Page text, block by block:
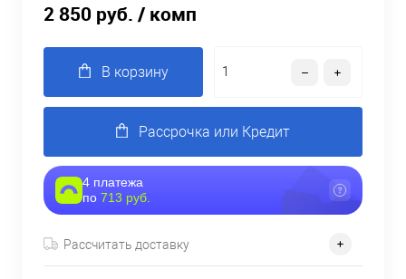
2 850 руб. / комп
В корзину
Рассрочка или Кредит
4 платежа
по 713 руб.
Рассчитать доставку